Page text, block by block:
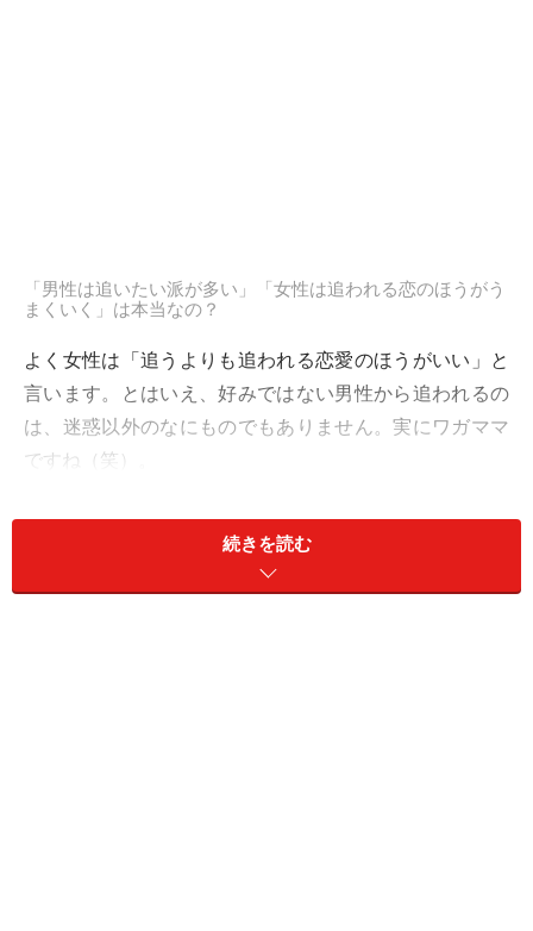
「男性は追いたい派が多い」「女性は追われる恋のほうがう
まくいく」は本当なの？
よく女性は「追うよりも追われる恋愛のほうがいい」と
言います。とはいえ、好みではない男性から追われるの
は、迷惑以外のなにものでもありません。実にワガママ
ですね（笑）。
面はやってこないのが現実。だとしたら、好きな男性に
追われるよう仕向ける策士になるか、追われるのを待ち
続きを読む